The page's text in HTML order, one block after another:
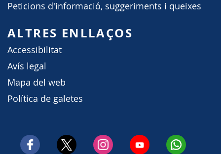
Peticions d'informació, suggeriments i queixes
ALTRES ENLLAÇOS
Accessibilitat
Avís legal
Mapa del web
Política de galetes